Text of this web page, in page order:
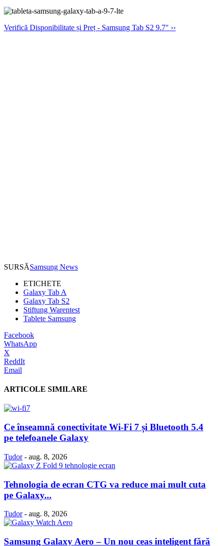
Verifică Disponibilitate și Preț - Samsung Tab S2 9.7" ››
SURSĂSamsung News
ETICHETE
Galaxy Tab A
Galaxy Tab S2
Stiftung Warentest
Tablete Samsung
Facebook
WhatsApp
X
ReddIt
Email
ARTICOLE SIMILARE
Ce înseamnă conectivitate Wi-Fi 7 și Bluetooth 5.4
pe telefoanele Galaxy
Tudor - aug. 8, 2026
Tehnologia de ecran CTG va reduce mai mult cuta
pe Galaxy...
Tudor - aug. 8, 2026
Samsung Galaxy Aero – Un nou ceas inteligent fără